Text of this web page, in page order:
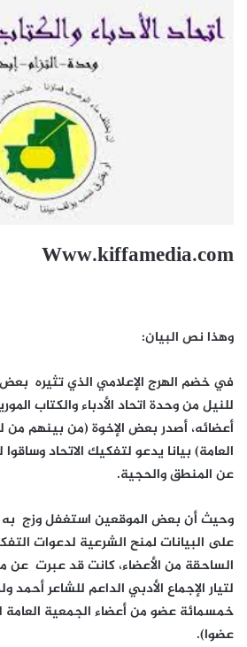
Www.kiffamedia.com
وهذا نص البيان:
في خضم الهرج الإعلامي الذي تثيره
للنيل من وحدة اتحاد الأدباء والكتاب
أعضائه، أصدر بعض الإخوة (من بينهم من
العامة) بيانا يدعو لتفكيك الاتحاد
عن المنطق والحجية.
وحيث أن بعض الموقعين استغفل وزج به
على البيانات لمنح الشرعية لدعوات
الساحقة من الأعضاء، كانت قد عبرت عن
لتيار الإجماع الأدبي الداعم للشاعر أحمد
عضوا).